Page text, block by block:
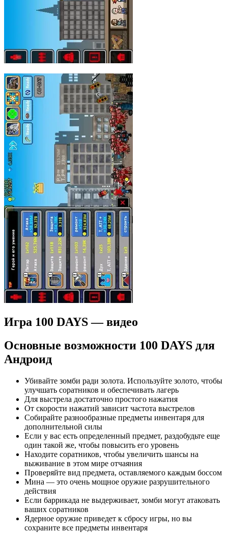
Игра 100 DAYS — видео
Основные возможности 100 DAYS для
Андроид
Убивайте зомби ради золота. Используйте золото, чтобы
улучшать соратников и обеспечивать лагерь
Для выстрела достаточно простого нажатия
От скорости нажатий зависит частота выстрелов
Собирайте разнообразные предметы инвентаря для
дополнительной силы
Если у вас есть определенный предмет, раздобудьте еще
один такой же, чтобы повысить его уровень
Находите соратников, чтобы увеличить шансы на
выживание в этом мире отчаяния
Проверяйте вид предмета, оставляемого каждым боссом
Мина — это очень мощное оружие разрушительного
действия
Если баррикада не выдерживает, зомби могут атаковать
ваших соратников
Ядерное оружие приведет к сбросу игры, но вы
сохраните все предметы инвентаря